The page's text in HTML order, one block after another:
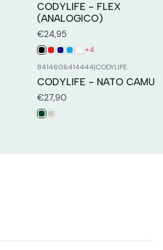
CODYLIFE - FLEX
(ANALOGICO)
€24,95
+4
8414606414444|CODYLIFE
CODYLIFE - NATO CAMU
€27,90